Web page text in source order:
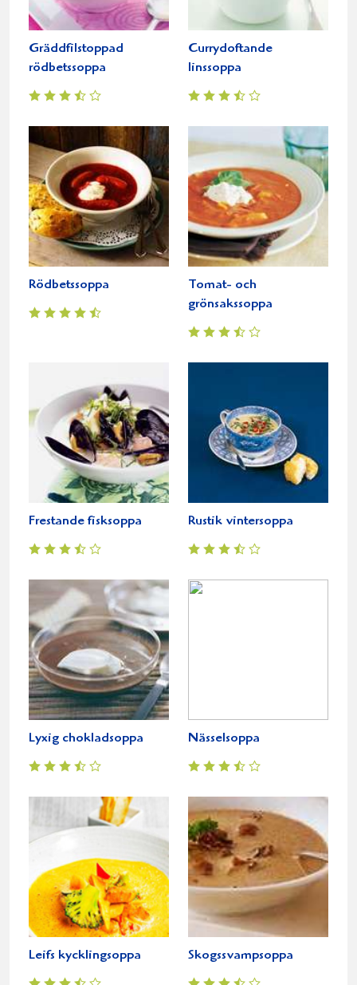
Gräddfilstoppad
rödbetssoppa
Currydoftande
linssoppa
Rödbetssoppa
Tomat- och
grönsakssoppa
Frestande fisksoppa Rustik vintersoppa
Lyxig chokladsoppa Nässelsoppa
Leifs kycklingsoppa Skogssvampsoppa